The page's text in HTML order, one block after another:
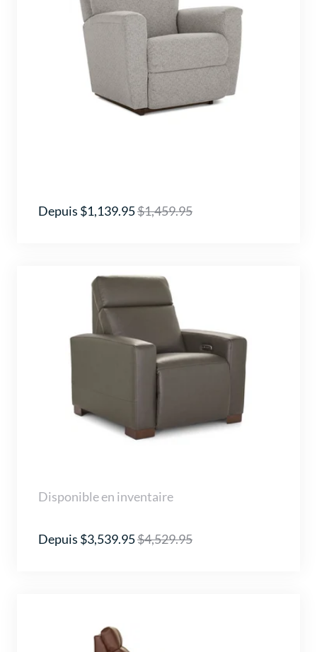
Depuis $1,139.95$1,459.95
Disponible en inventaire
Depuis $3,539.95$4,529.95